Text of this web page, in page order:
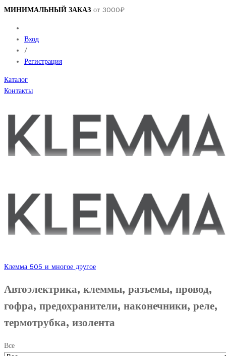
МИНИМАЛЬНЫЙ ЗАКАЗ от 3000₽
Вход
/
Регистрация
Каталог
Контакты
Клемма 505 и многое другое
Автоэлектрика, клеммы, разъемы, провод,
гофра, предохранители, наконечники, реле,
термотрубка, изолента
Все